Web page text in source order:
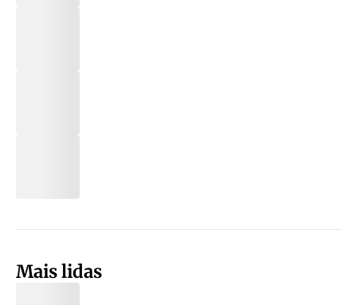
Mais lidas